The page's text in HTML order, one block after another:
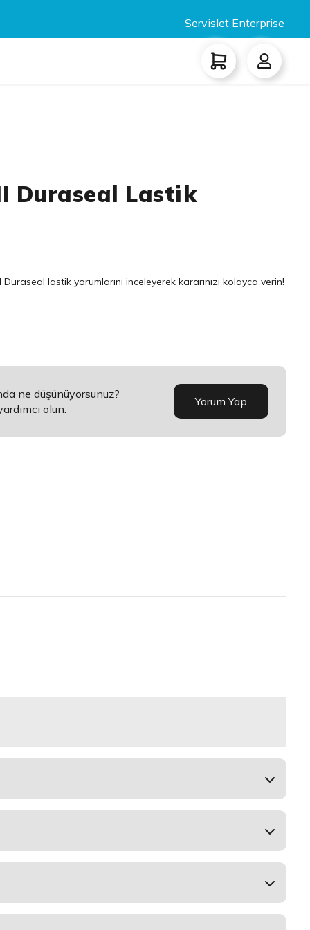
Servislet Enterprise
Duraseal Lastik
lastik yorumlarını inceleyerek kararınızı kolayca verin!
ne düşünüyorsunuz?
olun.
Yorum Yap